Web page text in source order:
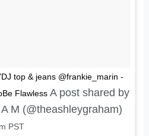
top & jeans @frankie_marin -
FlawlessA post shared by
M (@theashleygraham)
PST